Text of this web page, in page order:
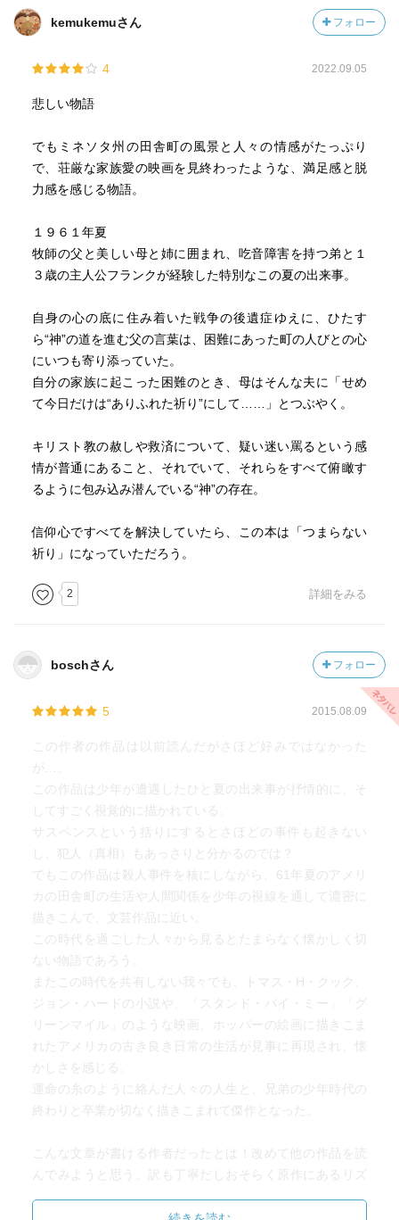
タイトルになっているシーンは感動的です。
よく描ききってくれたな、と胸をうたれました。
独占した作品です☆
kemukemuさん フォロー
4 2022.09.05
悲しい物語
でもミネソタ州の田舎町の風景と人々の情感がたっぷり
で、荘厳な家族愛の映画を見終わったような、満足感と脱
力感を感じる物語。
１９６１年夏
牧師の父と美しい母と姉に囲まれ、吃音障害を持つ弟と１
３歳の主人公フランクが経験した特別なこの夏の出来事。
自身の心の底に住み着いた戦争の後遺症ゆえに、ひたす
ら“神”の道を進む父の言葉は、困難にあった町の人びとの心
にいつも寄り添っていた。
自分の家族に起こった困難のとき、母はそんな夫に「せめ
て今日だけは“ありふれた祈り”にして……」とつぶやく。
キリスト教の赦しや救済について、疑い迷い罵るという感
情が普通にあること、それでいて、それらをすべて俯瞰す
るように包み込み潜んでいる“神”の存在。
信仰心ですべてを解決していたら、この本は「つまらない
祈り」になっていただろう。
2 詳細をみる
boschさん フォロー
5 2015.08.09
この作者の作品は以前読んだがさほど好みではなかった
が…。
この作品は少年が遭遇したひと夏の出来事が抒情的に、そ
してすごく視覚的に描かれている。
サスペンスという括りにするとさほどの事件も起きない
し、犯人（真相）もあっさりと分かるのでは？
でもこの作品は殺人事件を核にしながら、61年夏のアメリ
カの田舎町の生活や人間関係を少年の視線を通して濃密に
描きこんで、文芸作品に近い。
この時代を過ごした人々から見るとたまらなく懐かしく切
ない物語であろう。
またこの時代を共有しない我々でも、トマス・H・クック、
ジョン・ハードの小説や、「スタンド・バイ・ミー」「グ
リーンマイル」のような映画、ホッパーの絵画に描きこま
れたアメリカの古き良き日常の生活が見事に再現され、懐
かしさを感じる。
運命の糸のように絡んだ人々の人生と、兄弟の少年時代の
終わりと卒業が切なく描きこまれて傑作となった。
こんな文章が書ける作者だったとは！改めて他の作品を読
んでみようと思う。訳も丁寧だしおそらく原作にあるリズ